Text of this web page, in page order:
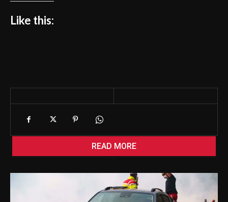
Like this:
READ MORE